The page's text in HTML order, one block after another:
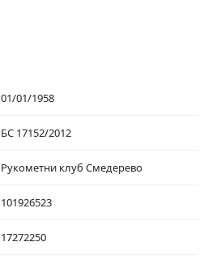
01/01/1958
БС 17152/2012
Рукометни клуб Смедерево
101926523
17272250